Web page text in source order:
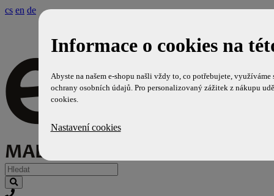
cs en de
Informace o cookies na
Abyste na našem e-shopu našli vždy to, co potřebujete,
ochrany osobních údajů. Pro personalizovaný zážitek z nákupu
cookies.
Nastavení cookies